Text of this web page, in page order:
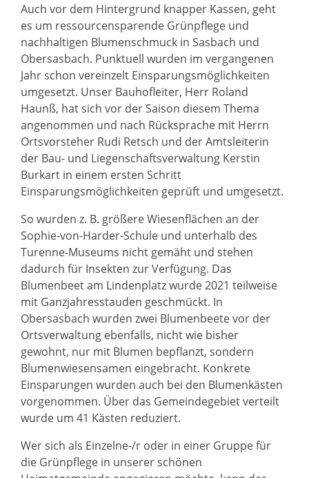
Auch vor dem Hintergrund knapper Kassen, geht
es um ressourcensparende Grünpflege und
nachhaltigen Blumenschmuck in Sasbach und
Obersasbach. Punktuell wurden im vergangenen
Jahr schon vereinzelt Einsparungsmöglichkeiten
umgesetzt. Unser Bauhofleiter, Herr Roland
Haunß, hat sich vor der Saison diesem Thema
angenommen und nach Rücksprache mit Herrn
Ortsvorsteher Rudi Retsch und der Amtsleiterin
der Bau- und Liegenschaftsverwaltung Kerstin
Burkart in einem ersten Schritt
Einsparungsmöglichkeiten geprüft und umgesetzt.
So wurden z. B. größere Wiesenflächen an der
Sophie-von-Harder-Schule und unterhalb des
Turenne-Museums nicht gemäht und stehen
dadurch für Insekten zur Verfügung. Das
Blumenbeet am Lindenplatz wurde 2021 teilweise
mit Ganzjahresstauden geschmückt. In
Obersasbach wurden zwei Blumenbeete vor der
Ortsverwaltung ebenfalls, nicht wie bisher
gewohnt, nur mit Blumen bepflanzt, sondern
Blumenwiesensamen eingebracht. Konkrete
Einsparungen wurden auch bei den Blumenkästen
vorgenommen. Über das Gemeindegebiet verteilt
wurde um 41 Kästen reduziert.
Wer sich als Einzelne-/r oder in einer Gruppe für
die Grünpflege in unserer schönen